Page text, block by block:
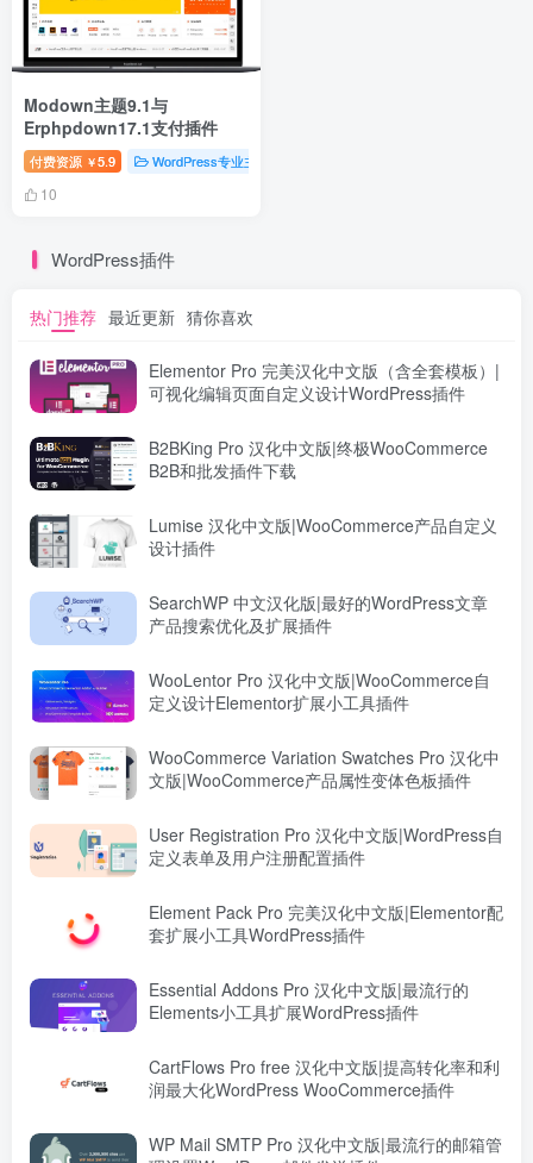
Modown主题9.1与
Erphpdown17.1支付插件
付费资源 ￥5.9 WordPress专业主题
10
WordPress插件
热门推荐 最近更新 猜你喜欢
Elementor Pro 完美汉化中文版（含全套模板）|
可视化编辑页面自定义设计WordPress插件
B2BKing Pro 汉化中文版|终极WooCommerce
B2B和批发插件下载
Lumise 汉化中文版|WooCommerce产品自定义
设计插件
SearchWP 中文汉化版|最好的WordPress文章
产品搜索优化及扩展插件
WooLentor Pro 汉化中文版|WooCommerce自
定义设计Elementor扩展小工具插件
WooCommerce Variation Swatches Pro 汉化中
文版|WooCommerce产品属性变体色板插件
User Registration Pro 汉化中文版|WordPress自
定义表单及用户注册配置插件
Element Pack Pro 完美汉化中文版|Elementor配
套扩展小工具WordPress插件
Essential Addons Pro 汉化中文版|最流行的
Elements小工具扩展WordPress插件
CartFlows Pro free 汉化中文版|提高转化率和利
润最大化WordPress WooCommerce插件
WP Mail SMTP Pro 汉化中文版|最流行的邮箱管